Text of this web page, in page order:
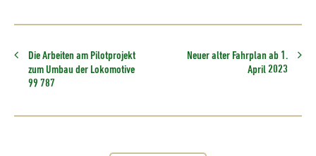
Die Arbeiten am Pilotprojekt
zum Umbau der Lokomotive
99 787
Neuer alter Fahrplan ab 1.
April 2023